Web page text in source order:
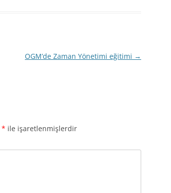
OGM’de Zaman Yönetimi eğitimi →
* ile işaretlenmişlerdir